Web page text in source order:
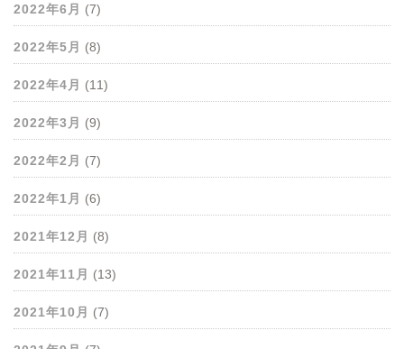
2022年6月 (7)
2022年5月 (8)
2022年4月 (11)
2022年3月 (9)
2022年2月 (7)
2022年1月 (6)
2021年12月 (8)
2021年11月 (13)
2021年10月 (7)